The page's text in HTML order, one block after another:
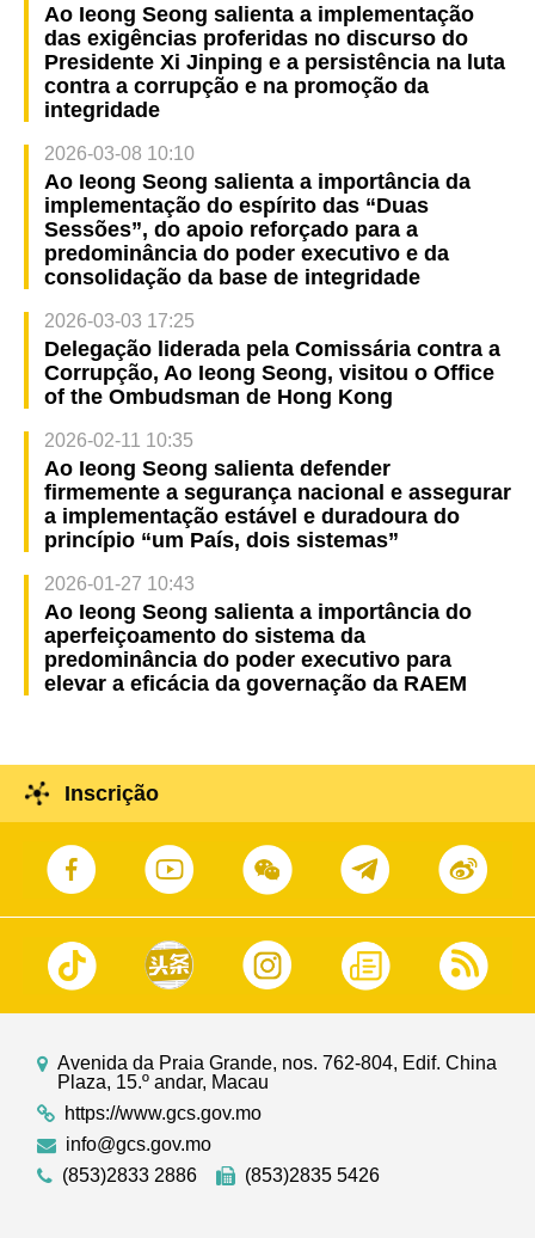
Ao Ieong Seong salienta a implementação
das exigências proferidas no discurso do
Presidente Xi Jinping e a persistência na luta
contra a corrupção e na promoção da
integridade
2026-03-08 10:10
Ao Ieong Seong salienta a importância da
implementação do espírito das “Duas
Sessões”, do apoio reforçado para a
predominância do poder executivo e da
consolidação da base de integridade
2026-03-03 17:25
Delegação liderada pela Comissária contra a
Corrupção, Ao Ieong Seong, visitou o Office
of the Ombudsman de Hong Kong
2026-02-11 10:35
Ao Ieong Seong salienta defender
firmemente a segurança nacional e assegurar
a implementação estável e duradoura do
princípio “um País, dois sistemas”
2026-01-27 10:43
Ao Ieong Seong salienta a importância do
aperfeiçoamento do sistema da
predominância do poder executivo para
elevar a eficácia da governação da RAEM
Inscrição
Avenida da Praia Grande, nos. 762-804, Edif. China
Plaza, 15.º andar, Macau
https://www.gcs.gov.mo
info@gcs.gov.mo
(853)2833 2886
(853)2835 5426